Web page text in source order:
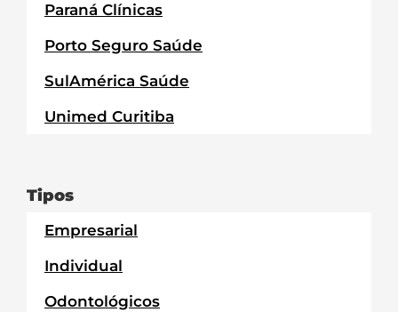
Paraná Clínicas
Porto Seguro Saúde
SulAmérica Saúde
Unimed Curitiba
Tipos
Empresarial
Individual
Odontológicos